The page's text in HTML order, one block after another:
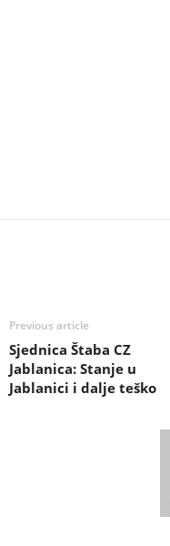
Previous article
Sjednica Štaba CZ
Jablanica: Stanje u
Jablanici i dalje teško